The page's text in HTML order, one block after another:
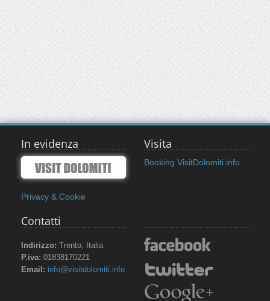
In evidenza
Privacy & Cookie
Visita
Booking VisitDolomiti.info
Contatti
Indirizzo: Trento, Italia
P.iva: 01838170221
Email: info@visitdolomiti.info